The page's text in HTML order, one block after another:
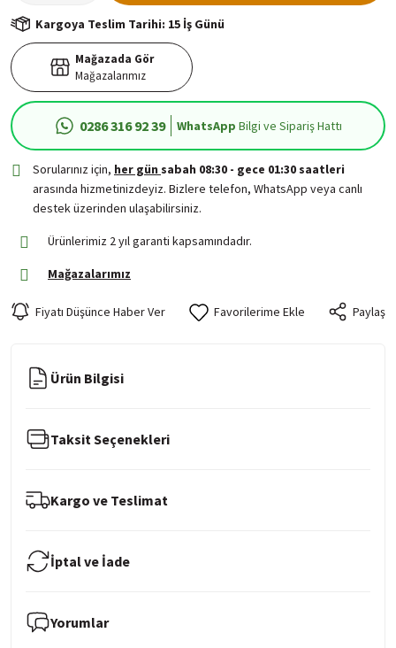
Kargoya Teslim Tarihi: 15 İş Günü
Mağazada Gör
Mağazalarımız
0286 316 92 39 WhatsApp Bilgi ve Sipariş Hattı
Sorularınız için, her gün sabah 08:30 - gece 01:30 saatleri
arasında hizmetinizdeyiz. Bizlere telefon, WhatsApp veya canlı
destek üzerinden ulaşabilirsiniz.
Ürünlerimiz 2 yıl garanti kapsamındadır.
Mağazalarımız
Fiyatı Düşünce Haber Ver Paylaş
Ürün Bilgisi
Taksit Seçenekleri
Kargo ve Teslimat
İptal ve İade
Yorumlar